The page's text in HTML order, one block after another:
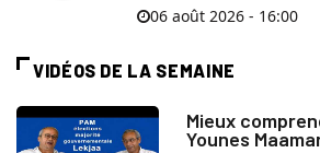
06 août 2026 - 16:00
VIDÉOS DE LA SEMAINE
Mieux
Younes